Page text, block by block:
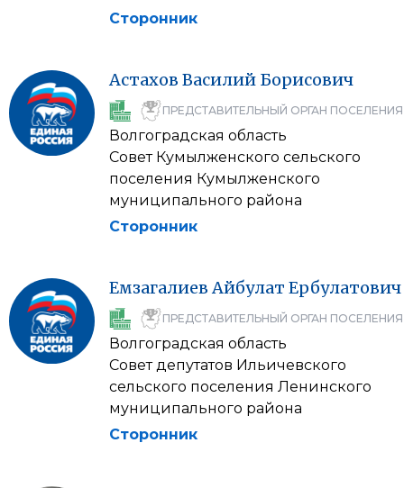
Сторонник
Астахов Василий Борисович
ПРЕДСТАВИТЕЛЬНЫЙ ОРГАН ПОСЕЛЕНИЯ
Волгоградская область
Совет Кумылженского сельского
поселения Кумылженского
муниципального района
Сторонник
Емзагалиев Айбулат Ербулатович
ПРЕДСТАВИТЕЛЬНЫЙ ОРГАН ПОСЕЛЕНИЯ
Волгоградская область
Совет депутатов Ильичевского
сельского поселения Ленинского
муниципального района
Сторонник